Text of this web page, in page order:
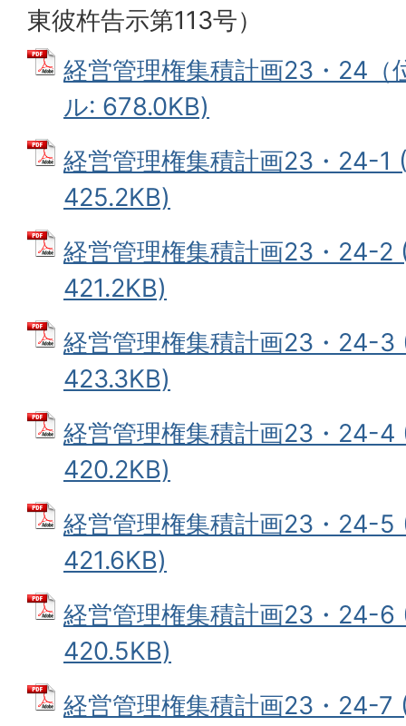
東彼杵告示第113号）
経営管理権集積計画23・24（
ル: 678.0KB)
経営管理権集積計画23・24-1
425.2KB)
経営管理権集積計画23・24-2
421.2KB)
経営管理権集積計画23・24-3
423.3KB)
経営管理権集積計画23・24-4
420.2KB)
経営管理権集積計画23・24-5
421.6KB)
経営管理権集積計画23・24-6
420.5KB)
経営管理権集積計画23・24-7